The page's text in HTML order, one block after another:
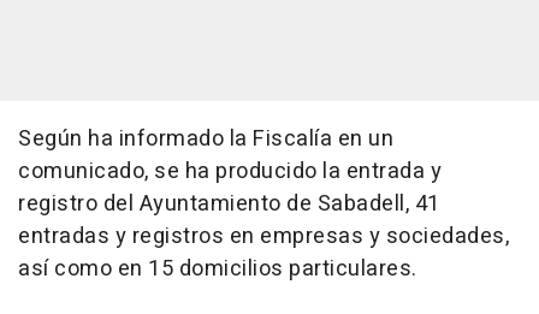
Según ha informado la Fiscalía en un
comunicado, se ha producido la entrada y
registro del Ayuntamiento de Sabadell, 41
entradas y registros en empresas y sociedades,
así como en 15 domicilios particulares.